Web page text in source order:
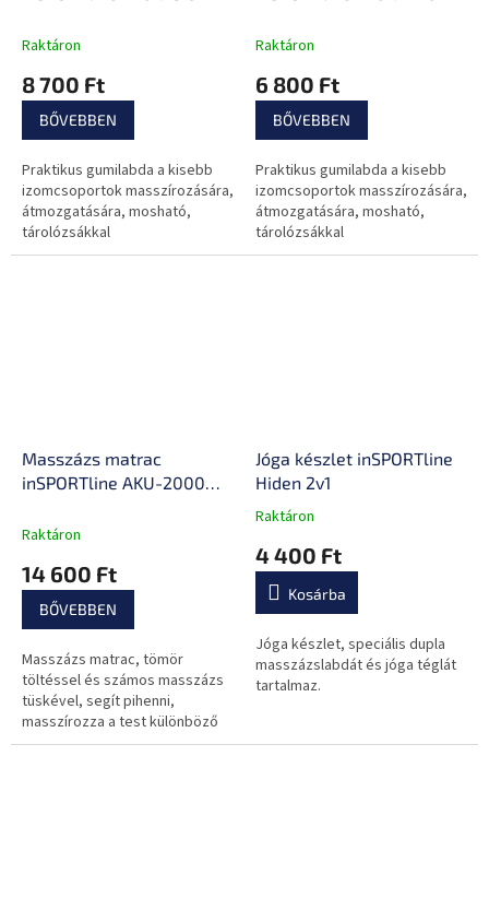
Raktáron
8 700 Ft
BŐVEBBEN
Praktikus gumilabda a kisebb
izomcsoportok masszírozására,
átmozgatására, mosható,
tárolózsákkal
Raktáron
6 800 Ft
BŐVEBBEN
Praktikus gumilabda a kisebb
izomcsoportok masszírozására,
átmozgatására, mosható,
tárolózsákkal
Masszázs matrac
inSPORTline AKU-2000
Raktáron
14 600 Ft
BŐVEBBEN
Masszázs matrac, tömör
töltéssel és számos masszázs
tüskével, segít pihenni,
masszírozza a test különböző
részeit
Jóga készlet inSPORTline
Hiden 2v1
A
átlagos
értékelése
0,0
csillag.
Raktáron
4 400 Ft
Kosárba
Jóga készlet, speciális dupla
masszázslabdát és jóga téglát
tartalmaz.